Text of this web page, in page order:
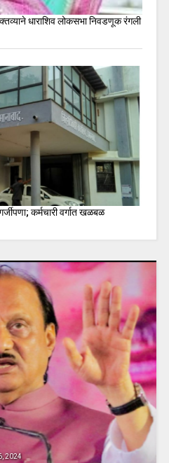
धाराशिव लोकसभा निवडणूक रंगली
कर्मचारी वर्गात खळबळ
2024